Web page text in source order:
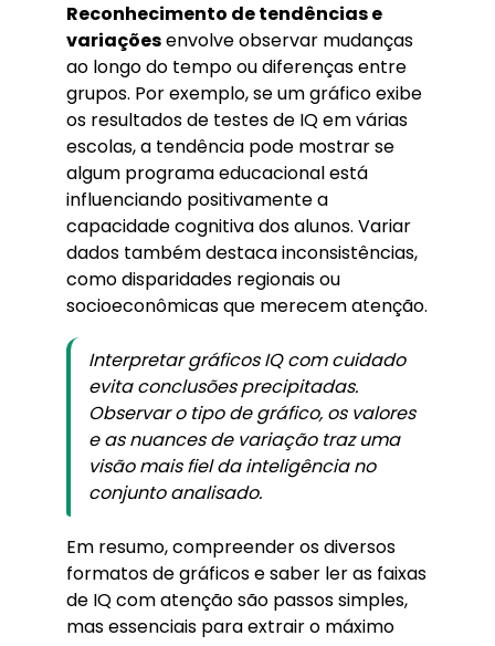
Reconhecimento de tendências e
variaçõesenvolve observar mudanças
ao longo do tempo ou diferenças entre
grupos. Por exemplo, se um gráfico exibe
os resultados de testes de IQ em várias
escolas, a tendência pode mostrar se
algum programa educacional está
influenciando positivamente a
capacidade cognitiva dos alunos. Variar
dados também destaca inconsistências,
como disparidades regionais ou
socioeconômicas que merecem atenção.
Interpretar gráficos IQ com cuidado
evita conclusões precipitadas.
Observar o tipo de gráfico, os valores
e as nuances de variação traz uma
visão mais fiel da inteligência no
conjunto analisado.
Em resumo, compreender os diversos
formatos de gráficos e saber ler as faixas
de IQ com atenção são passos simples,
mas essenciais para extrair o máximo